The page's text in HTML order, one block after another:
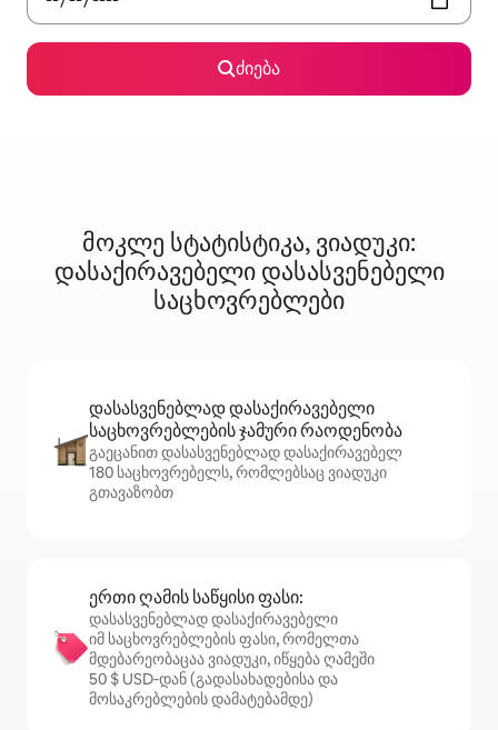
ძიება
მოკლე სტატისტიკა, ვიადუკი:
დასაქირავებელი დასასვენებელი
საცხოვრებლები
დასასვენებლად დასაქირავებელი
საცხოვრებლების ჯამური რაოდენობა
გაეცანით დასასვენებლად დასაქირავებელ
180 საცხოვრებელს, რომლებსაც ვიადუკი
გთავაზობთ
ერთი ღამის საწყისი ფასი:
დასასვენებლად დასაქირავებელი
იმ საცხოვრებლების ფასი, რომელთა
მდებარეობაცაა ვიადუკი, იწყება ღამეში
50 $ USD‑დან (გადასახადებისა და
მოსაკრებლების დამატებამდე)